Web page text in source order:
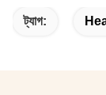
ট্যাগ: